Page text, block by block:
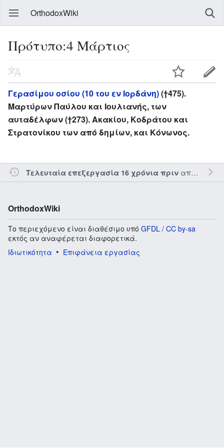
OrthodoxWiki
Πρότυπο:4 Μάρτιος
Γερασίμου οσίου (10 του εν Ιορδάνη)(†475).
Μαρτύρων Παύλου και Ιουλιανής, των
αυταδέλφων (†273). Ακακίου, Κοδράτου και
Στρατονίκου των από δημίων, και Κόνωνος.
Τελευταία επεξεργασία 16 χρόνια πριναπό τον την
OrthodoxWiki
Το περιεχόμενο είναι διαθέσιμο υπό GFDL / CC by-sa
εκτός αν αναφέρεται διαφορετικά.
Ιδιωτικότητα
Επιφάνεια εργασίας